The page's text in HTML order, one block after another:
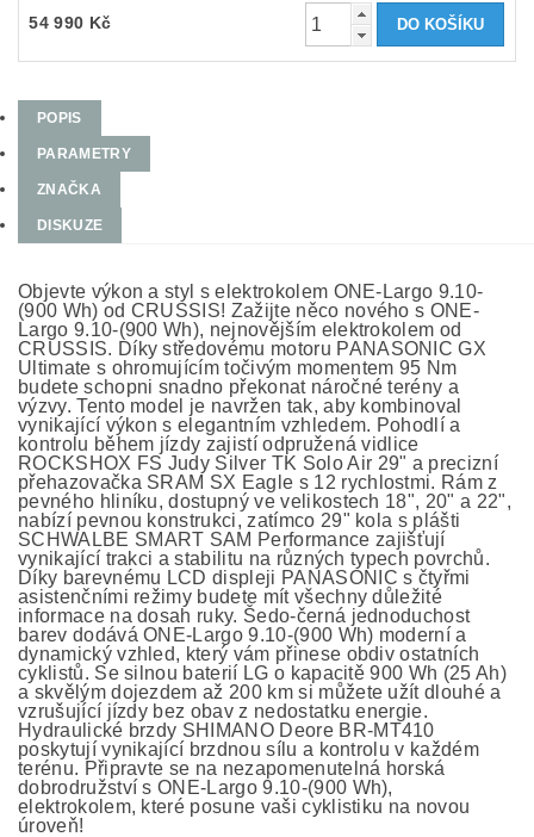
54 990 Kč
POPIS
PARAMETRY
ZNAČKA
DISKUZE
Objevte výkon a styl s elektrokolem ONE-Largo 9.10-
(900 Wh) od CRUSSIS! Zažijte něco nového s ONE-
Largo 9.10-(900 Wh), nejnovějším elektrokolem od
CRUSSIS. Díky středovému motoru PANASONIC GX
Ultimate s ohromujícím točivým momentem 95 Nm
budete schopni snadno překonat náročné terény a
výzvy. Tento model je navržen tak, aby kombinoval
vynikající výkon s elegantním vzhledem. Pohodlí a
kontrolu během jízdy zajistí odpružená vidlice
ROCKSHOX FS Judy Silver TK Solo Air 29" a precizní
přehazovačka SRAM SX Eagle s 12 rychlostmi. Rám z
pevného hliníku, dostupný ve velikostech 18", 20" a 22",
nabízí pevnou konstrukci, zatímco 29" kola s plášti
SCHWALBE SMART SAM Performance zajišťují
vynikající trakci a stabilitu na různých typech povrchů.
Díky barevnému LCD displeji PANASONIC s čtyřmi
asistenčními režimy budete mít všechny důležité
informace na dosah ruky. Šedo-černá jednoduchost
barev dodává ONE-Largo 9.10-(900 Wh) moderní a
dynamický vzhled, který vám přinese obdiv ostatních
cyklistů. Se silnou baterií LG o kapacitě 900 Wh (25 Ah)
a skvělým dojezdem až 200 km si můžete užít dlouhé a
vzrušující jízdy bez obav z nedostatku energie.
Hydraulické brzdy SHIMANO Deore BR-MT410
poskytují vynikající brzdnou sílu a kontrolu v každém
terénu. Připravte se na nezapomenutelná horská
dobrodružství s ONE-Largo 9.10-(900 Wh),
elektrokolem, které posune vaši cyklistiku na novou
úroveň!